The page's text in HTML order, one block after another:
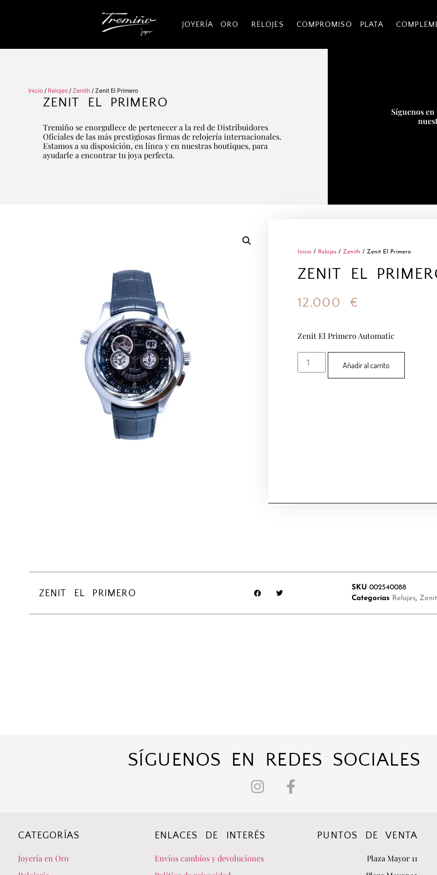
JOYERÍA ORO RELOJES COMPROMISO PLATA
Inicio / Relojes / Zenith / Zenit El Primero
ZENIT EL PRIMERO
Tremiño se enorgullece de pertenecer a la red de Distribuidores
Oficiales de las más prestigiosas firmas de relojería internacionales.
Estamos a su disposición, en línea y en nuestras boutiques, para
ayudarle a encontrar tu joya perfecta.
Síguenos
Inicio / Relojes / Zenith / Zenit El Primero
ZENIT EL
12.000 €
Zenit El Primero Automatic
Añadir al carrito
ZENIT EL PRIMERO
SKU 002540088
Categorías Relojes,
SÍGUENOS EN REDES SOCIALES
CATEGORÍAS
Joyería en Oro
ENLACES DE INTERÉS
Envíos cambios y devoluciones
PUNTOS DE VENTA
Plaza Mayor 11